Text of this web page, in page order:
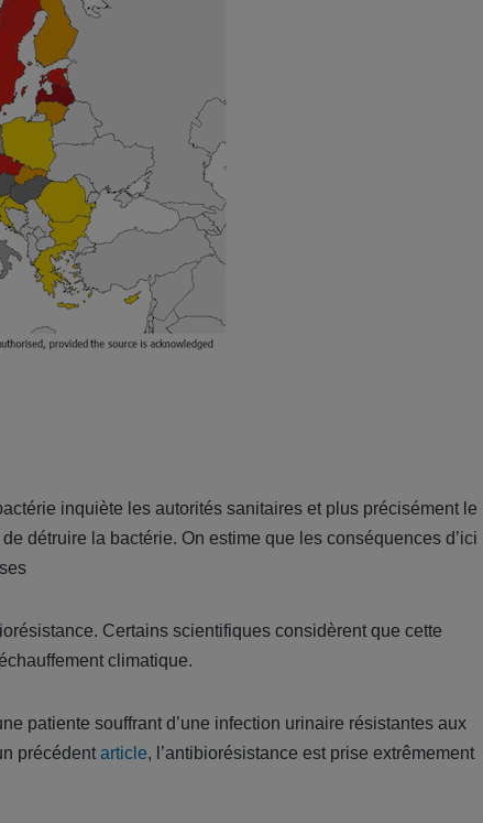
inquiète les autorités sanitaires et plus précisément le
détruire la bactérie. On estime que les conséquences d’ici
Certains scientifiques considèrent que cette
climatique.
patiente souffrant d’une infection urinaire résistantes aux
précédent article, l’antibiorésistance est prise extrêmement